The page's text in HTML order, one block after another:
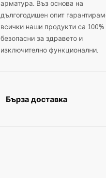
арматура. Въз основа на
дългогодишен опит
всички наши продукти са 100%
безопасни за здравето и
изключително функционални.
Бърза доставка